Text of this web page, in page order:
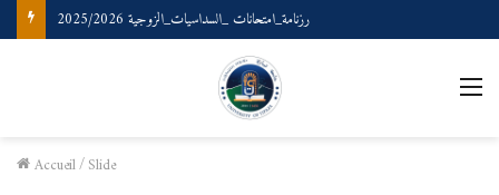
ملتقى وطني بعنوان: المصطلحية والذكاء الصناعي حدود التلاقي وإجراءات التطبيق
Accueil/Slide